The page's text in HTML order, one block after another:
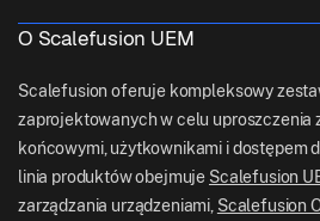
Logistyka
Pomoc Techniczna Scalefusion
Blog Scalefusion
Pokój Prasowy
Kariera
UK: +44-7520-641664
NZ: +64-9-888-4315
India: +91-63694-45500
O Scalefusion UEM
Scalefusion oferuje kompleksowy
zaprojektowanych w celu uproszczenia
końcowymi, użytkownikami i dostępem
linia produktów obejmuje Scalefusion
zarządzania urządzeniami, Scalefusion